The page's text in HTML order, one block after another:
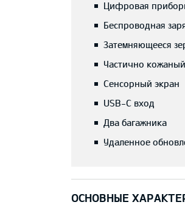
Цифровая
Беспроводная
Затемняющееся
Частично кожаный
Сенсорный экран
USB-C вход
Два багажника
Удаленное
ОСНОВНЫЕ